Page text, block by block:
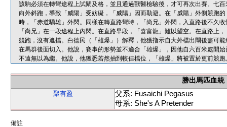
該駒必須在轉彎途程上試閘及格，並且通過獸醫檢驗後，才可再次出賽。七
向外斜跑，導致「威陽」受妨礙，「威陽」因而勒避。在「威陽」外側競跑
時，「赤道驕雄」外閃。同樣在轉直路彎時，「尚兄」外閃，入直路後不久
「尚兄」在一段途程上內閃。在直路早段，「喜富龍」難以望空。在直路上
競跑，沒有遮擋。白德民（「雄爆」）解釋，他獲指示自大外檔出閘後盡可
在馬群後面切入。他說，賽事的形勢並不適合「雄爆」，因他自六百米處開
不遠無以為繼。他說，他獲悉若然抽到較佳檔位，「雄爆」將被置於更前競
勝出馬匹血統
聚有盈
父系: Fusaichi Pegasus
母系: She's A Pretender
備註